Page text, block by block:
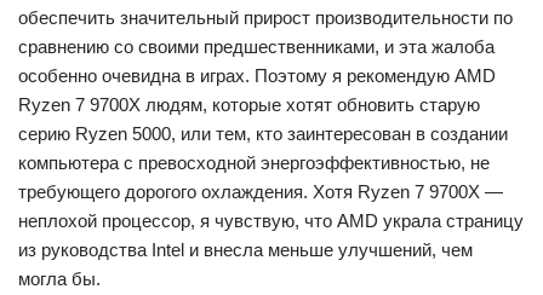
обеспечить значительный прирост производительности по
сравнению со своими предшественниками, и эта жалоба
особенно очевидна в играх. Поэтому я рекомендую AMD
Ryzen 7 9700X людям, которые хотят обновить старую
серию Ryzen 5000, или тем, кто заинтересован в создании
компьютера с превосходной энергоэффективностью, не
требующего дорогого охлаждения. Хотя Ryzen 7 9700X —
неплохой процессор, я чувствую, что AMD украла страницу
из руководства Intel и внесла меньше улучшений, чем
могла бы.